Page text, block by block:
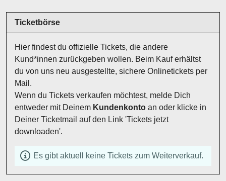
Ticketbörse
Hier findest du offizielle Tickets, die andere
Kund*innen zurückgeben wollen. Beim Kauf erhältst
du von uns neu ausgestellte, sichere Onlinetickets per
Mail.
Wenn du Tickets verkaufen möchtest, melde Dich
entweder mit Deinem Kundenkonto an oder klicke in
Deiner Ticketmail auf den Link 'Tickets jetzt
downloaden'.
Es gibt aktuell keine Tickets zum Weiterverkauf.